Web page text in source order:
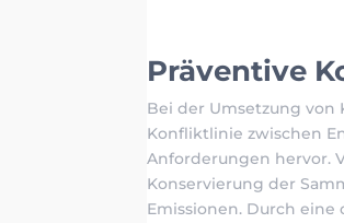
Präventive
Bei der Umsetzung von
Konfliktlinie zwischen
Anforderungen hervor.
Konservierung der
Emissionen. Durch